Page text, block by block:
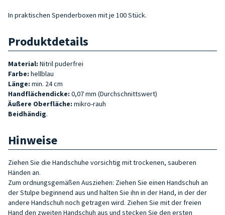
In praktischen Spenderboxen mit je 100 Stück.
Produktdetails
Material: Nitril puderfrei
Farbe: hellblau
Länge: min. 24 cm
Handflächendicke: 0,07 mm (Durchschnittswert)
Äußere Oberfläche: mikro-rauh
Beidhändig.
Hinweise
Ziehen Sie die Handschuhe vorsichtig mit trockenen, sauberen
Händen an.
Zum ordnungsgemäßen Ausziehen: Ziehen Sie einen Handschuh an
der Stulpe beginnend aus und halten Sie ihn in der Hand, in der der
andere Handschuh noch getragen wird. Ziehen Sie mit der freien
Hand den zweiten Handschuh aus und stecken Sie den ersten